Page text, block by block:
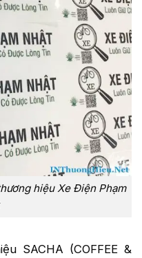
hiệu Xe Điện Phạm
SACHA (COFFEE &